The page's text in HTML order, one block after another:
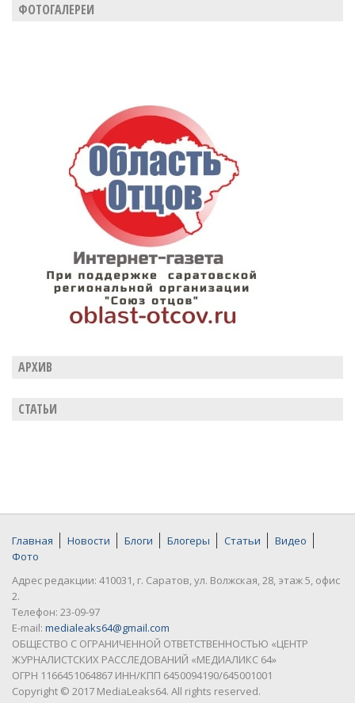
ФОТОГАЛЕРЕИ
АРХИВ
СТАТЬИ
Главная Новости Блоги Блогеры Статьи
Видео
Фото
Адрес редакции: 410031, г. Саратов, ул. Волжская, 28, этаж 5, офис
2.
Телефон: 23-09-97
E-mail: medialeaks64@gmail.com
ОБЩЕСТВО С ОГРАНИЧЕННОЙ ОТВЕТСТВЕННОСТЬЮ «ЦЕНТР
ЖУРНАЛИСТСКИХ РАССЛЕДОВАНИЙ «МЕДИАЛИКС 64»
ОГРН 1166451064867 ИНН/КПП 6450094190/645001001
Copyright © 2017 MediaLeaks64. All rights reserved.